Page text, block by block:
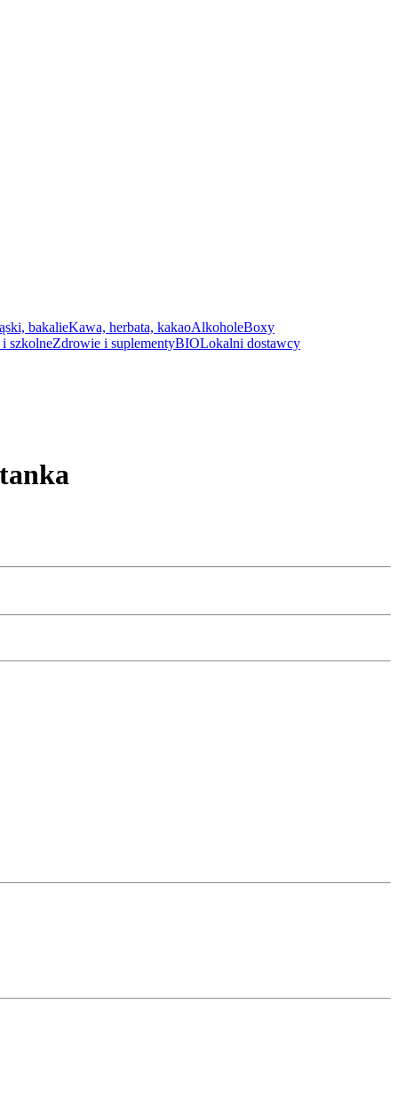
bakalieKawa, herbata, kakaoAlkoholeBoxy
szkolneZdrowie i suplementyBIOLokalni dostawcy